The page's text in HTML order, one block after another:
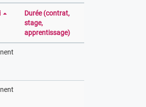
Durée (contrat,
stage,
apprentissage)